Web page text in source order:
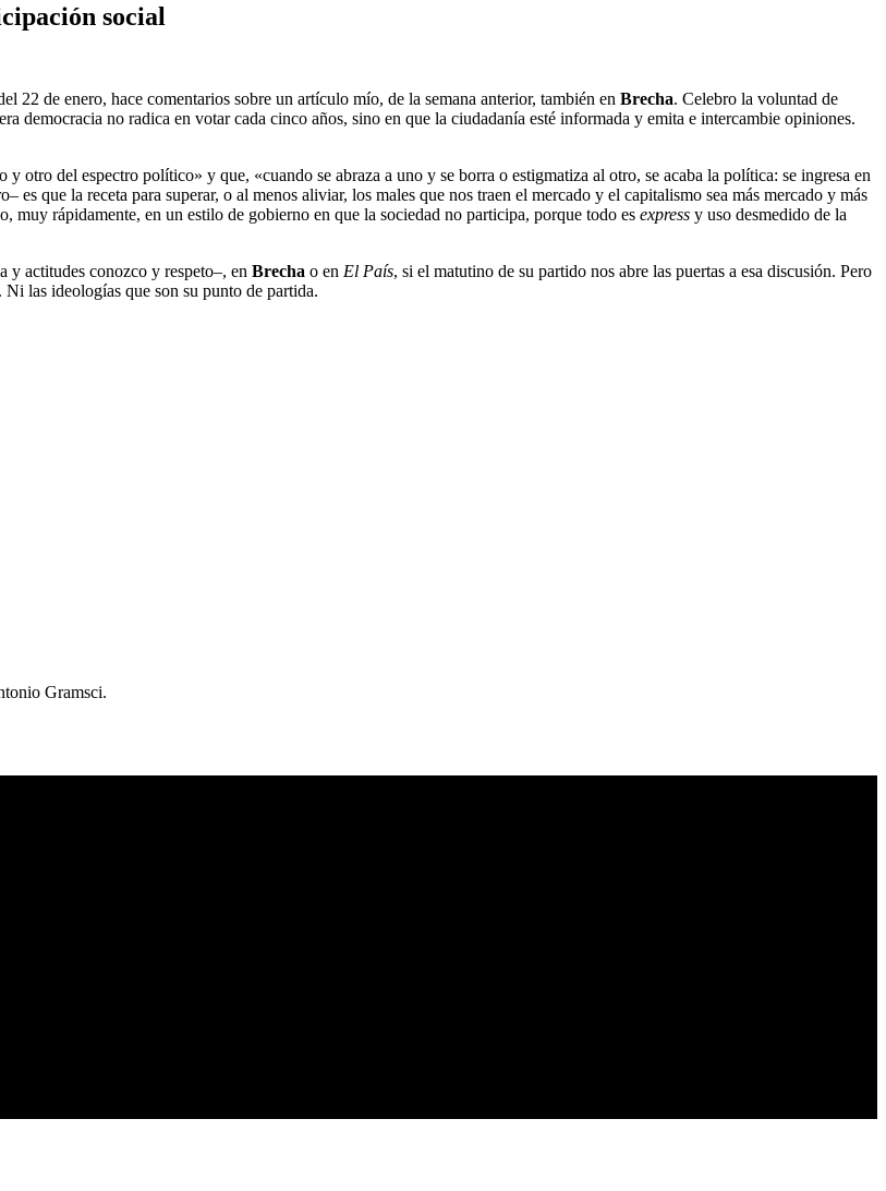
social
22 de enero, hace comentarios sobre un artículo mío, de la semana anterior, también en Brecha. Celebro la voluntad de
democracia no radica en votar cada cinco años, sino en que la ciudadanía esté informada y emita e intercambie opiniones.
otro del espectro político» y que, «cuando se abraza a uno y se borra o estigmatiza al otro, se acaba la política: se ingresa en
que la receta para superar, o al menos aliviar, los males que nos traen el mercado y el capitalismo sea más mercado y más
muy rápidamente, en un estilo de gobierno en que la sociedad no participa, porque todo es express y uso desmedido de la
y actitudes conozco y respeto–, en Brecha o en El País, si el matutino de su partido nos abre las puertas a esa discusión. Pero
las ideologías que son su punto de partida.
Gramsci.